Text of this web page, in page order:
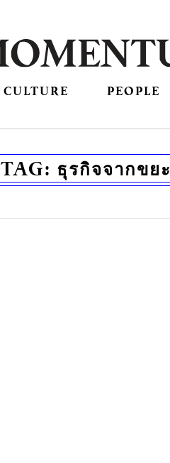
CULTURE PEOPLE
TAG: ธุรกิจจากขยะ